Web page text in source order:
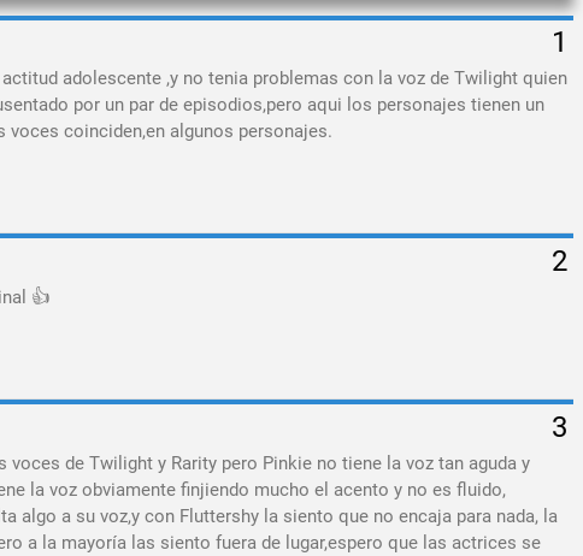
adolescente ,y no tenia problemas con la voz de Twilight quien
por un par de episodios,pero aqui los personajes tienen un
coinciden,en algunos personajes.
👍
de Twilight y Rarity pero Pinkie no tiene la voz tan aguda y
la voz obviamente finjiendo mucho el acento y no es fluido,
algo a su voz,y con Fluttershy la siento que no encaja para nada, la
a la mayoría las siento fuera de lugar,espero que las actrices se